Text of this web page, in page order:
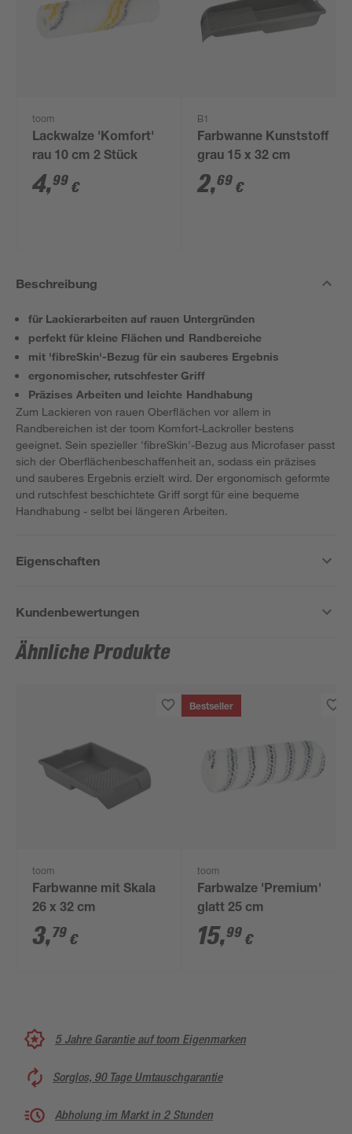
toom
Lackwalze 'Komfort'
rau 10 cm 2 Stück
4,99 €
B1
Farbwanne Kunststoff
grau 15 x 32 cm
2,69 €
Beschreibung
für Lackierarbeiten auf rauen Untergründen
perfekt für kleine Flächen und Randbereiche
mit 'fibreSkin'-Bezug für ein sauberes Ergebnis
ergonomischer, rutschfester Griff
Präzises Arbeiten und leichte Handhabung
Zum Lackieren von rauen Oberflächen vor allem in
Randbereichen ist der toom Komfort-Lackroller bestens
geeignet. Sein spezieller 'fibreSkin'-Bezug aus Microfaser passt
sich der Oberflächenbeschaffenheit an, sodass ein präzises
und sauberes Ergebnis erzielt wird. Der ergonomisch geformte
und rutschfest beschichtete Griff sorgt für eine bequeme
Handhabung - selbt bei längeren Arbeiten.
Eigenschaften
Kundenbewertungen
Ähnliche Produkte
toom
Farbwanne mit Skala
26 x 32 cm
3,79 €
Bestseller
toom
Farbwalze 'Premium'
glatt 25 cm
15,99 €
5 Jahre Garantie auf toom Eigenmarken
Sorglos, 90 Tage Umtauschgarantie
Abholung im Markt in 2 Stunden